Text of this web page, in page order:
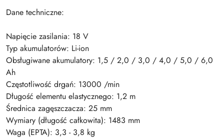
Dane techniczne:
Napięcie zasilania: 18 V
Typ akumulatorów: Li-ion
Obsługiwane akumulatory: 1,5 / 2,0 / 3,0 / 4,0 / 5,0 / 6,0
Ah
Częstotliwość drgań: 13000 /min
Długość elementu elastycznego: 1,2 m
Średnica zagęszczacza: 25 mm
Wymiary (długość całkowita): 1483 mm
Waga (EPTA): 3,3 - 3,8 kg